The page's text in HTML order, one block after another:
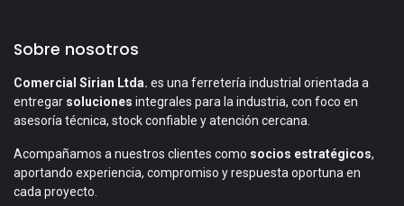
Sobre nosotros
Comercial Sirian Ltda. es una ferretería industrial orientada a
entregar soluciones integrales para la industria, con foco en
asesoría técnica, stock confiable y atención cercana.
Acompañamos a nuestros clientes como socios estratégicos,
aportando experiencia, compromiso y respuesta oportuna en
cada proyecto.